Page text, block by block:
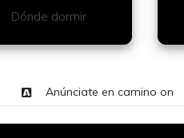
Dónde dormir
Anúnciate en camino on